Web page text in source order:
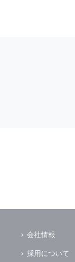
会社情報
採用について